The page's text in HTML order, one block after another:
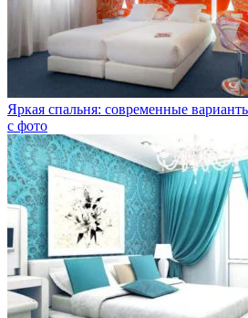
Яркая спальня: современные
с фото